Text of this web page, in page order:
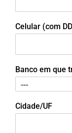
Celular (com
Banco em que
Cidade/UF